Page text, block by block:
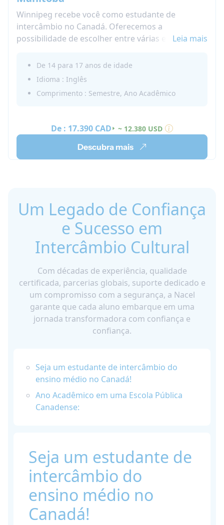
Winnipeg recebe você como estudante de
intercâmbio no Canadá. Oferecemos a
possibilidade de escolher entre várias escolas
exterior em Manitoba, Canadá!
Leia mais
De 14 para 17 anos de idade
Idioma : Inglês
Comprimento : Semestre, Ano Acadêmico
De : 17.390 CAD ~ 12.380 USD
Descubra mais
Um Legado de Confiança
e Sucesso em
Intercâmbio Cultural
Com décadas de experiência, qualidade
certificada, parcerias globais, suporte dedicado e
um compromisso com a segurança, a Nacel
garante que cada aluno embarque em uma
jornada transformadora com confiança e
confiança.
Seja um estudante de intercâmbio do
ensino médio no Canadá!
Ano Acadêmico em uma Escola Pública
Canadense:
Seja um estudante de
intercâmbio do
ensino médio no
Canadá!